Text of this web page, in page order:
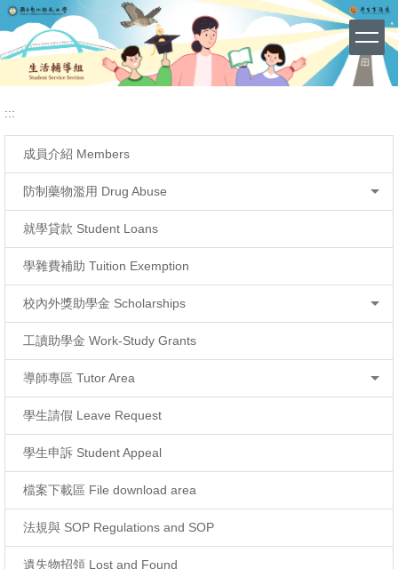
跳
到
主
內
國立彰化師範大學 - 失物招領系統
網站導覽 (Site Map)
:::
成員介紹 Members
防制藥物濫用 Drug Abuse
就學貸款 Student Loans
學雜費補助 Tuition Exemption
校內外獎助學金 Scholarships
工讀助學金 Work-Study Grants
導師專區 Tutor Area
學生請假 Leave Request
學生申訴 Student Appeal
檔案下載區 File download area
法規與 SOP Regulations and SOP
遺失物招領 Lost and Found